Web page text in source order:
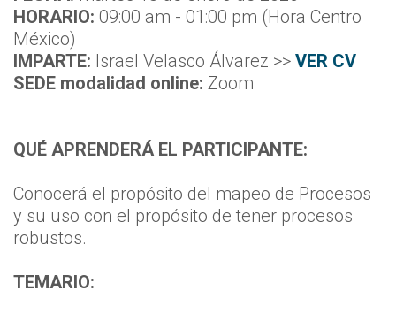
HORARIO: 09:00 am - 01:00 pm (Hora Centro
México)
IMPARTE: Israel Velasco Álvarez >> VER CV
SEDE modalidad online: Zoom
QUÉ APRENDERÁ EL PARTICIPANTE:
Conocerá el propósito del mapeo de Procesos
y su uso con el propósito de tener procesos
robustos.
TEMARIO: